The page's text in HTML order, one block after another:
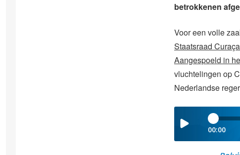
betrokkenen
Voor een volle
Staatsraad
Aangespoeld in
vluchtelingen op
Nederlandse
00:00